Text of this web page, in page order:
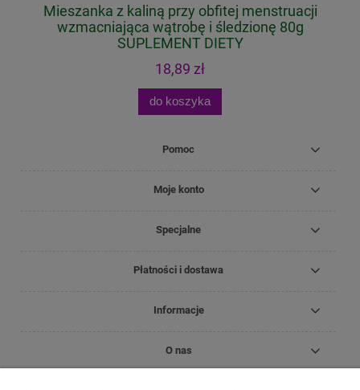
Mieszanka z kaliną przy obfitej menstruacji
wzmacniająca wątrobę i śledzionę 80g
SUPLEMENT DIETY
18,89 zł
do koszyka
Pomoc
Moje konto
Specjalne
Płatności i dostawa
Informacje
O nas